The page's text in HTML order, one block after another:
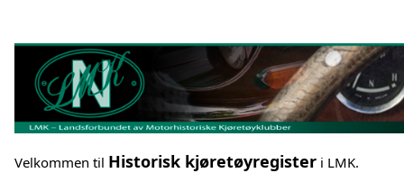
Velkommen til Historisk kjøretøyregister i LMK.